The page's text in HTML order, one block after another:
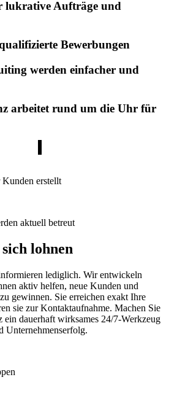
lukrative Aufträge und
Bewerbungen
werden einfacher und
arbeitet rund um die Uhr für
Kunden erstellt
aktuell betreut
lohnen
lediglich. Wir entwickeln
aktiv helfen, neue Kunden und
gewinnen. Sie erreichen exakt Ihre
sie zur Kontaktaufnahme. Machen Sie
ein dauerhaft wirksames 24/7-Werkzeug
Unternehmenserfolg.